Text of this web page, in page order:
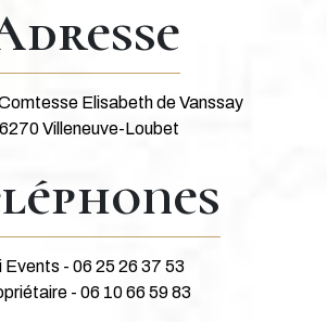
Elisabeth de Vanssay
Villeneuve-Loubet
Events - 06 25 26 37 53
- 06 10 66 59 83